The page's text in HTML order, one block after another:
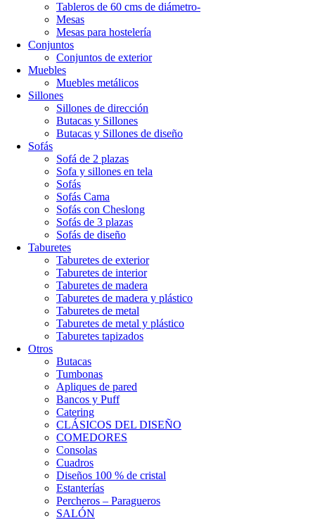
Tableros de 60 cms de diámetro-
Mesas
Mesas para hostelería
Conjuntos
Conjuntos de exterior
Muebles
Muebles metálicos
Sillones
Sillones de dirección
Butacas y Sillones
Butacas y Sillones de diseño
Sofás
Sofá de 2 plazas
Sofa y sillones en tela
Sofás
Sofás Cama
Sofás con Cheslong
Sofás de 3 plazas
Sofás de diseño
Taburetes
Taburetes de exterior
Taburetes de interior
Taburetes de madera
Taburetes de madera y plástico
Taburetes de metal
Taburetes de metal y plástico
Taburetes tapizados
Otros
Butacas
Tumbonas
Apliques de pared
Bancos y Puff
Catering
CLÁSICOS DEL DISEÑO
COMEDORES
Consolas
Cuadros
Diseños 100 % de cristal
Estanterías
Percheros – Paragueros
SALÓN